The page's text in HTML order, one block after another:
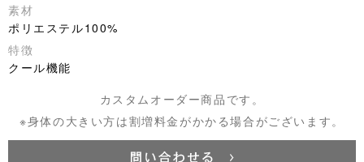
素材
ポリエステル100%
特徴
クール機能
カスタムオーダー商品です。
※身体の大きい方は割増料金がかかる場合がございます。